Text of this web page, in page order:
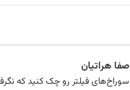
صفا هراتیان
سوراخ‌های فیلتر رو چک کنید که